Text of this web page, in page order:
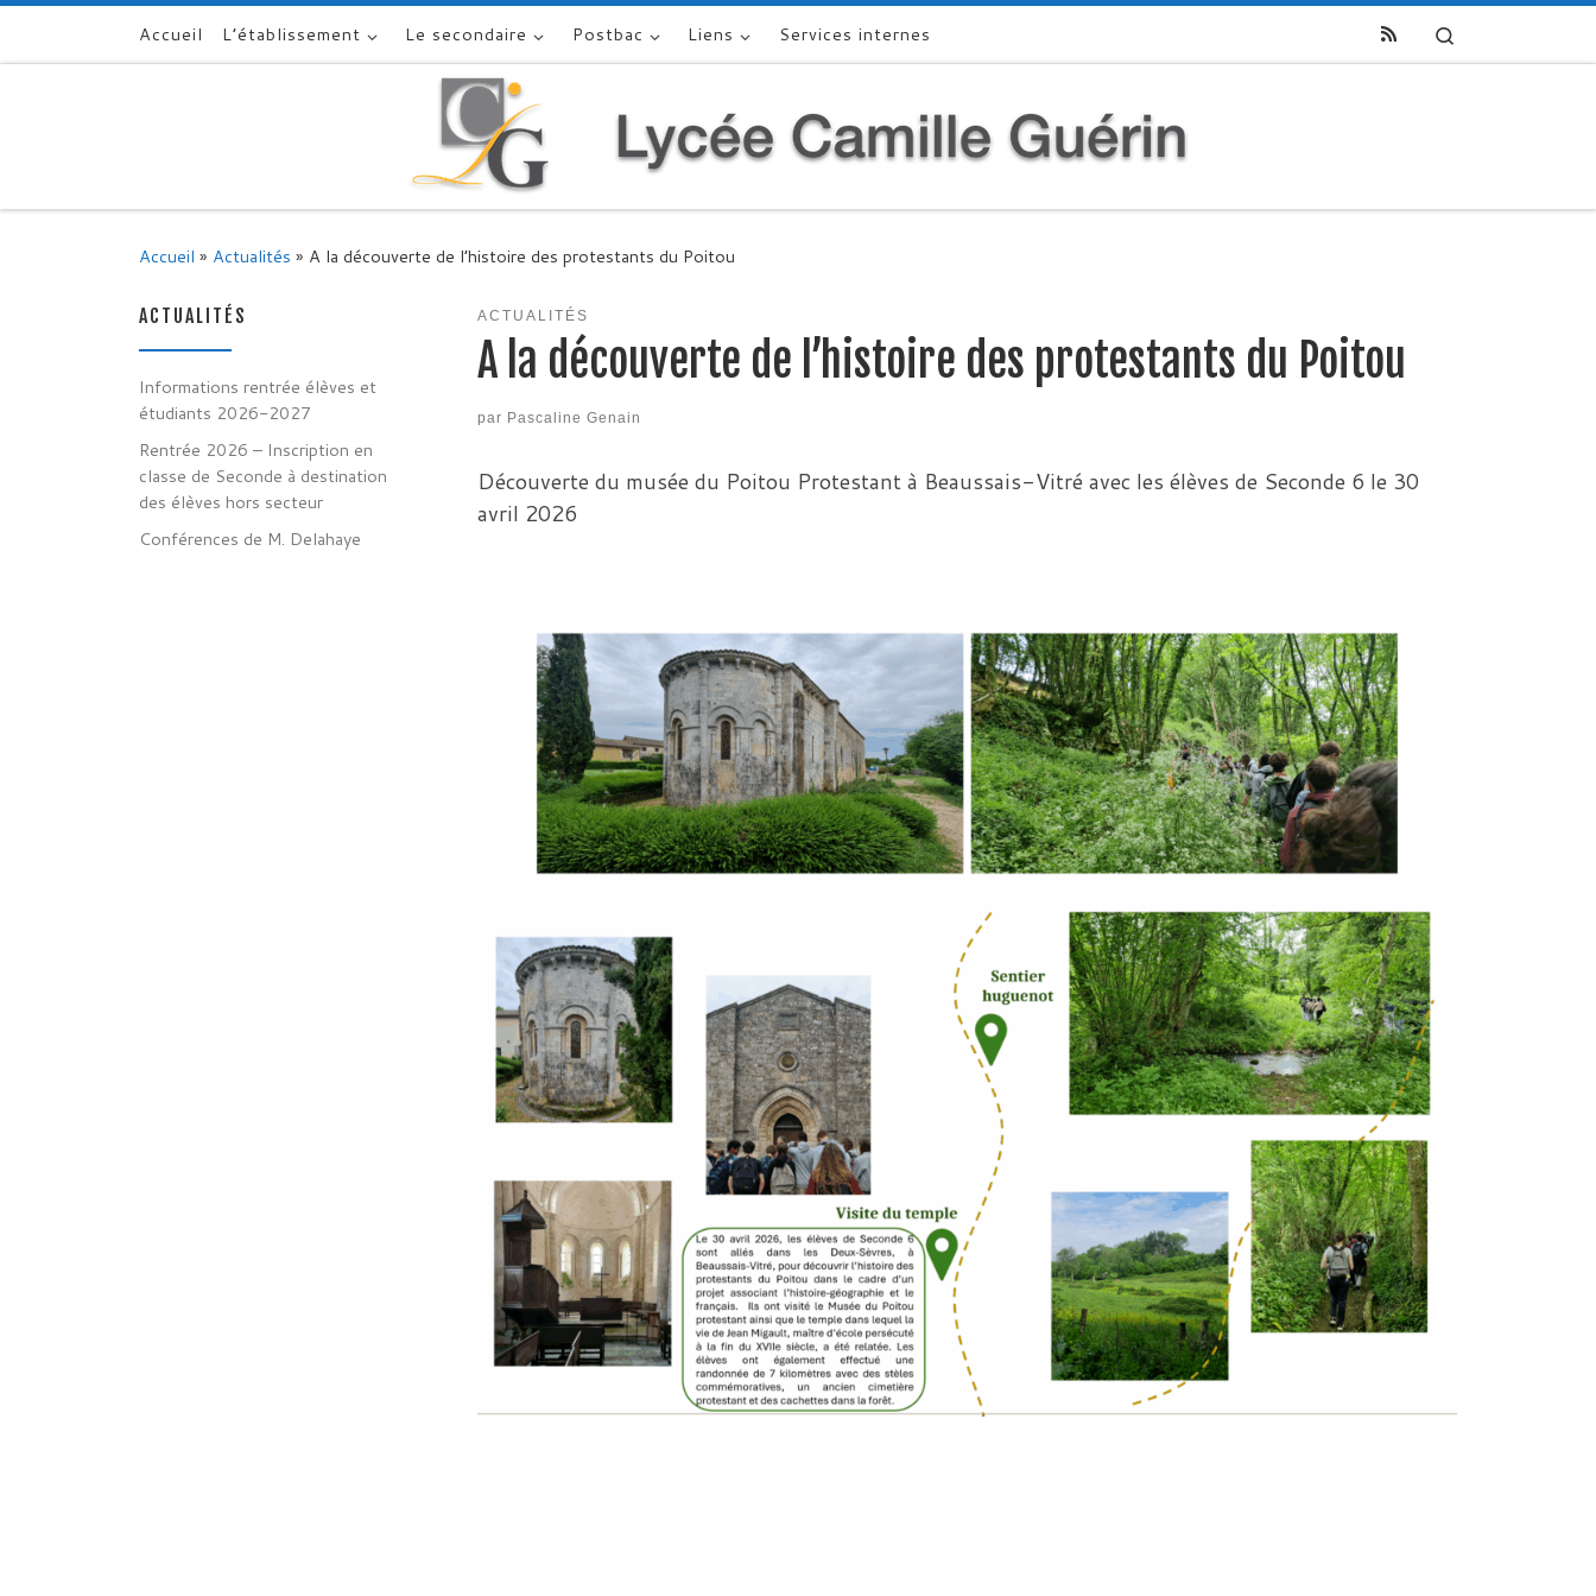
Skip to contentAccueil L’établissement Le secondaire Postbac Liens Services internes
Accueil » Actualités » A la découverte de l’histoire des protestants du Poitou
ACTUALITÉS
A la découverte de l’histoire des protestants du Poitou
par Pascaline Genain
Découverte du musée du Poitou Protestant à Beaussais-Vitré avec les élèves de Seconde 6 le 30
avril 2026
ACTUALITÉS
Informations rentrée élèves et
étudiants 2026-2027
Rentrée 2026 – Inscription en
classe de Seconde à destination
des élèves hors secteur
Conférences de M. Delahaye